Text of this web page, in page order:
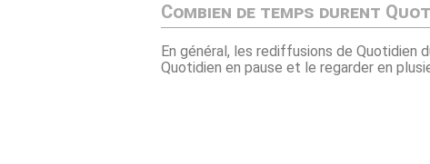
Combien de temps durent
En général, les rediffusions de Quotidien
Quotidien en pause et le regarder en